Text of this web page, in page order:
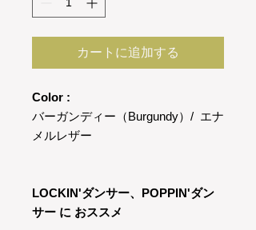
カートに追加する
Color :
バーガンディー（Burgundy）/ エナ
メルレザー
LOCKIN'ダンサー、POPPIN'ダン
サー に おススメ